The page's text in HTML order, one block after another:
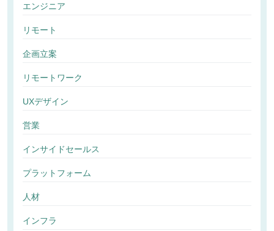
エンジニア
リモート
企画立案
リモートワーク
UXデザイン
営業
インサイドセールス
プラットフォーム
人材
インフラ